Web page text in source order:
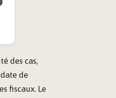
des cas,
de
fiscaux. Le